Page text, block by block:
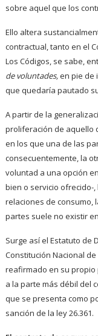
sobre aquel que los
Ello altera
contractual, tanto en el
Los Códigos, se sabe,
de voluntades,en pie de
que quedaría pautado
A partir de la
proliferación de aquello
en los que una de las
consecuentemente, la
voluntad a una opción
bien o servicio ofrecido-
relaciones de consumo,
partes suele no existir
Surge así el Estatuto de
Constitución Nacional
reafirmado en su
a la parte más débil del
que se presenta como
sanción de la ley 26.361.